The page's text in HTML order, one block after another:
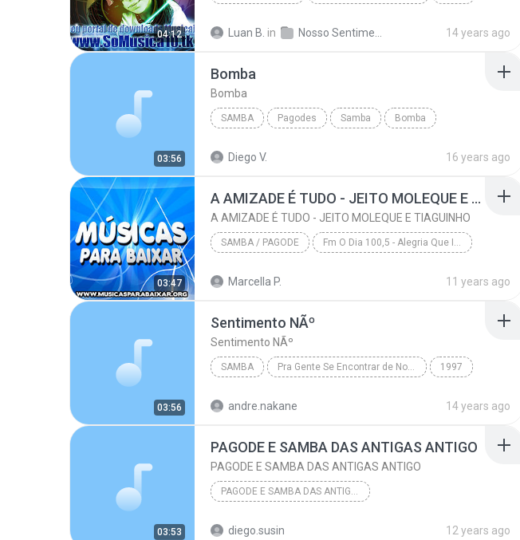
04:12 Luan B. in 14 years ago
03:56
Bomba
Bomba
SAMBA Pagodes Samba Bomba
Diego V. 16 years ago
03:47
A AMIZADE É TUDO - JEITO MOLEQUE E TIAGUINHO
A AMIZADE É TUDO - JEITO MOLEQUE E TIAGUINHO
SAMBA / PAGODE Fm O Dia 100,5 - Alegria Que Irradia Ao Vivo - www.musicasparabaixar.org
Marcella P. 11 years ago
03:56
Sentimento NÃº
Sentimento NÃº
SAMBA Pra Gente Se Encontrar de Novo 1997
andre.nakane 14 years ago
03:53
PAGODE E SAMBA DAS ANTIGAS ANTIGO
PAGODE E SAMBA DAS ANTIGAS ANTIGO
PAGODE E SAMBA DAS ANTIGAS ANTIGO
diego.susin 12 years ago